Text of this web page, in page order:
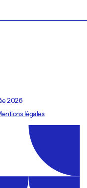
2026
légales